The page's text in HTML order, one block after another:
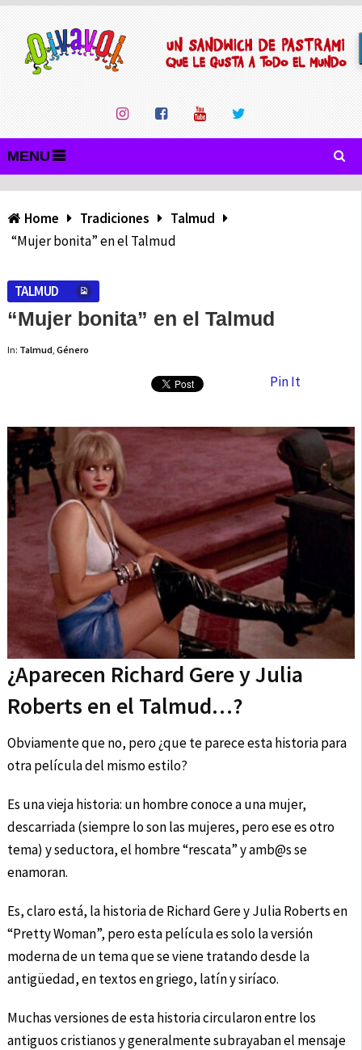
MENU
Home Tradiciones
Talmud
“Mujer bonita” en el Talmud
TALMUD
“Mujer bonita” en el Talmud
In: Talmud, Género
Pin It
¿Aparecen Richard Gere y Julia
Roberts en el Talmud…?
Obviamente que no, pero ¿que te parece esta historia para
otra película del mismo estilo?
Es una vieja historia: un hombre conoce a una mujer,
descarriada (siempre lo son las mujeres, pero ese es otro
tema) y seductora, el hombre “rescata” y amb@s se
enamoran.
Es, claro está, la historia de Richard Gere y Julia Roberts en
“Pretty Woman”, pero esta película es solo la versión
moderna de un tema que se viene tratando desde la
antigüedad, en textos en griego, latín y siríaco.
Muchas versiones de esta historia circularon entre los
antiguos cristianos y generalmente subrayaban el mensaje